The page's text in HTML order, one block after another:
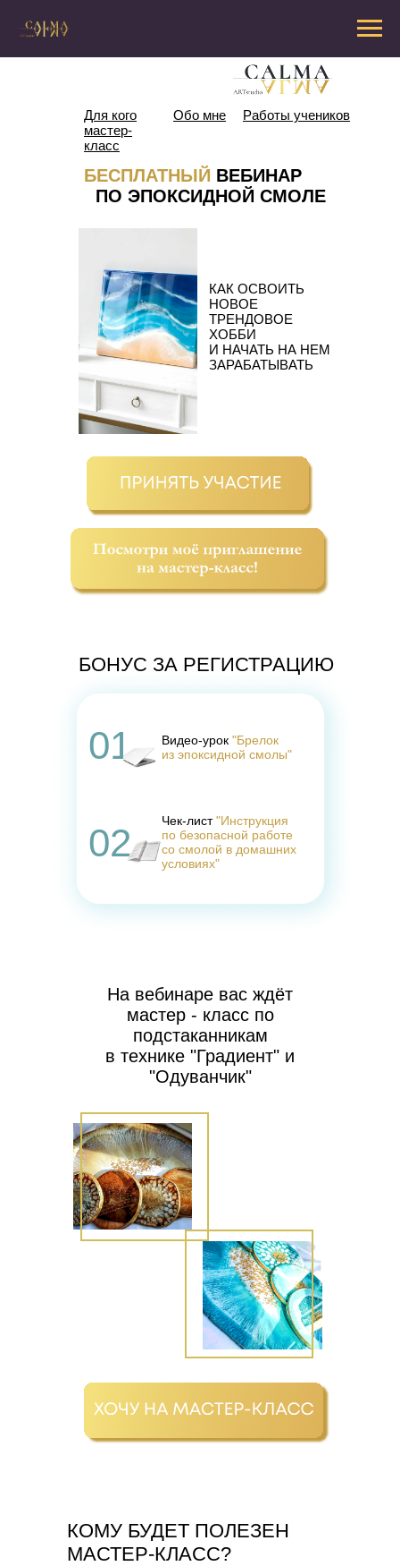
БЕСПЛАТНЫЙ ВЕБИНАР
КАК ОСВОИТЬ
НОВОЕ
ТРЕНДОВОЕ
ХОББИ
И НАЧАТЬ НА НЕМ
ЗАРАБАТЫВАТЬ
Для кого
мастер-
класс
Обо мне Работы учеников
ПО ЭПОКСИДНОЙ СМОЛЕ
БОНУС ЗА РЕГИСТРАЦИЮ
На вебинаре вас ждёт
мастер - класс по
подстаканникам
в технике "Градиент" и
"Одуванчик"
01
02 Чек-лист"Инструкция
по безопасной работе
со смолой в домашних
условиях"
Видео-урок "Брелок
из эпоксидной смолы"
КОМУ БУДЕТ ПОЛЕЗЕН
МАСТЕР-КЛАСС?